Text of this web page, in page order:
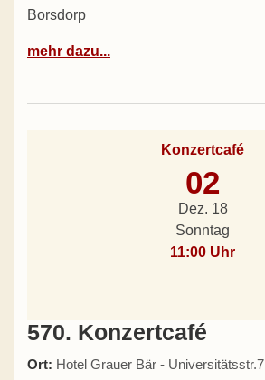
Borsdorp
mehr dazu...
Konzertcafé
02
Dez. 18
Sonntag
11:00 Uhr
570. Konzertcafé
Ort: Hotel Grauer Bär -